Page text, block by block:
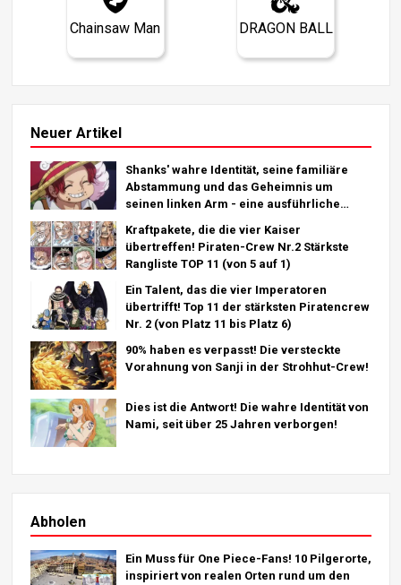
Chainsaw Man DRAGON BALL
Neuer Artikel
Shanks' wahre Identität, seine familiäre
Abstammung und das Geheimnis um
seinen linken Arm - eine ausführliche
Kraftpakete, die die vier Kaiser
übertreffen! Piraten-Crew Nr.2 Stärkste
Rangliste TOP 11 (von 5 auf 1)
Ein Talent, das die vier Imperatoren
übertrifft! Top 11 der stärksten Piratencrew
Nr. 2 (von Platz 11 bis Platz 6)
90% haben es verpasst! Die versteckte
Vorahnung von Sanji in der Strohhut-Crew!
Dies ist die Antwort! Die wahre Identität von
Nami, seit über 25 Jahren verborgen!
Abholen
Ein Muss für One Piece-Fans! 10 Pilgerorte,
inspiriert von realen Orten rund um den